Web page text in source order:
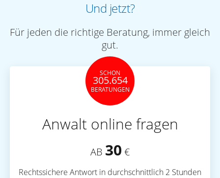
Und jetzt?
Für jeden die richtige Beratung, immer gleich
gut.
SCHON
305.654
BERATUNGEN
Anwalt online fragen
AB 30 €
Rechtssichere Antwort in durchschnittlich 2 Stunden